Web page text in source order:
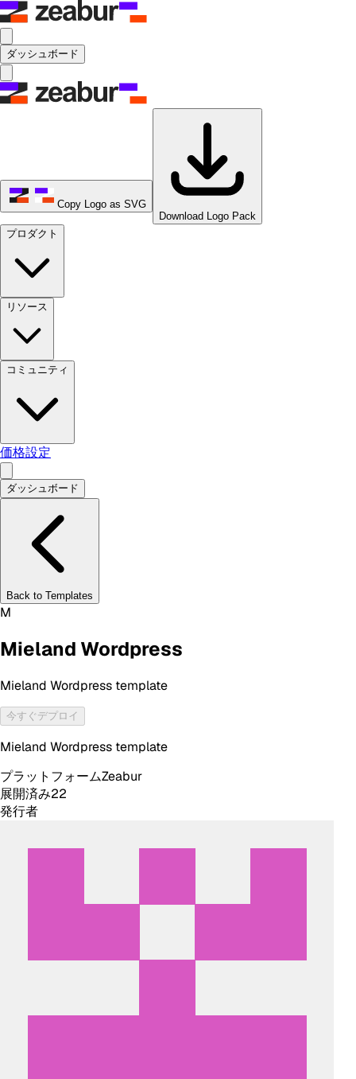
ダッシュボード
Copy Logo as SVG
Download Logo Pack
プロダクト
リソース
コミュニティ
価格設定
ダッシュボード
Back to Templates
M
Mieland Wordpress
Mieland Wordpress template
今すぐデプロイ
Mieland Wordpress template
プラットフォームZeabur
展開済み22
発行者